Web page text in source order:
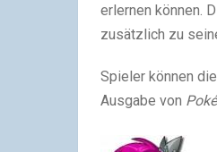
erlernen können.
zusätzlich zu
Spieler können
Ausgabe von